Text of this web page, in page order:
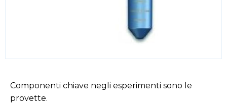
Componenti chiave negli esperimenti sono le
provette.